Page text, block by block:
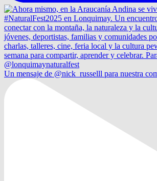
Un mensaje de @nick_russelll para nuestra